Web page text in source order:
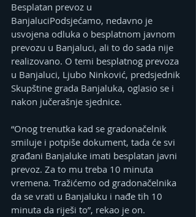
Besplatan prevoz u
BanjaluciPodsjećamo, nedavno je
usvojena odluka o besplatnom javnom
prevozu u Banjaluci, ali to do sada nije
realizovano. O temi besplatnog prevoza
u Banjaluci, Ljubo Ninković, predsjednik
Skupštine grada Banjaluka, oglasio se i
nakon jučerašnje sjednice.
“Onog trenutka kad se gradonačelnik
smiluje i potpiše dokument, tada će svi
građani Banjaluke imati besplatan javni
prevoz. Za to mu treba 10 minuta
vremena. Tražićemo od gradonačelnika
da se vrati u Banjaluku i nađe tih 10
minuta da riješi to”, rekao je on.